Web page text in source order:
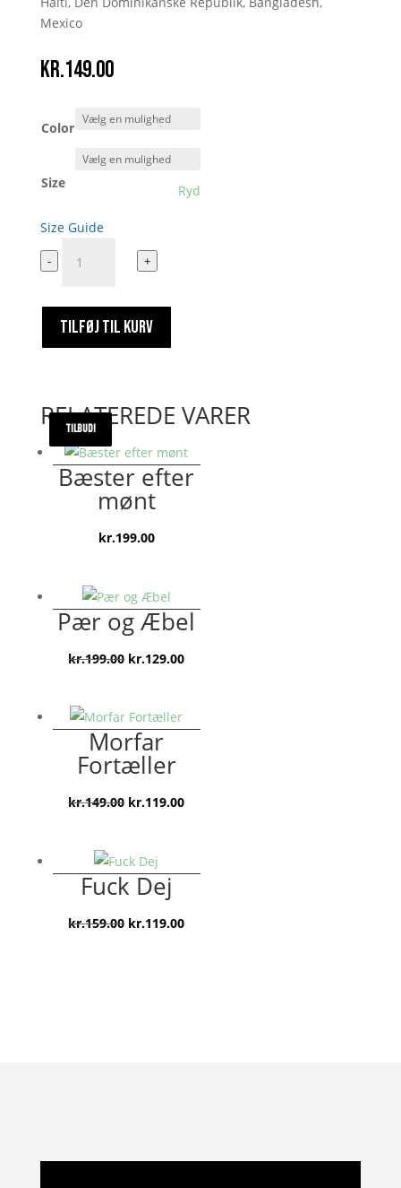
Mexico
kr.149.00
Color
Size Ryd
Size Guide
Morten
Humme
- +
TILFØJ TIL KURV
RELATEREDE VARER
Bæster efter
mønt
kr.199.00
TILBUD!
Pær og Æbel
kr.199.00 Den
var:
kr.199.00.
kr.129.00Den
er:
TILBUD!
Morfar
Fortæller
kr.149.00 Den
var:
kr.149.00.
kr.119.00Den
er:
TILBUD!
Fuck Dej
kr.159.00 Den
kr.119.00Den